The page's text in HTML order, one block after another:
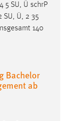
5 SU, Ü schrP
SU, Ü, 2 35
140
Bachelor
ab